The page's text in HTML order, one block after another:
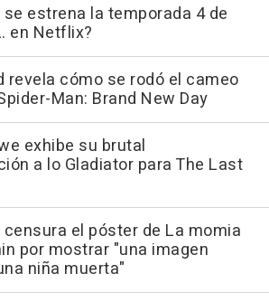
se estrena la temporada 4 de
en Netflix?
revela cómo se rodó el cameo
Man: Brand New Day
exhibe su brutal
a lo Gladiator para The Last
censura el póster de La momia
por mostrar "una imagen
niña muerta"